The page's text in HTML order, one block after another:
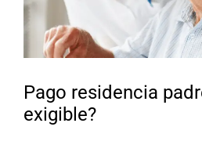
Pago residencia
exigible?